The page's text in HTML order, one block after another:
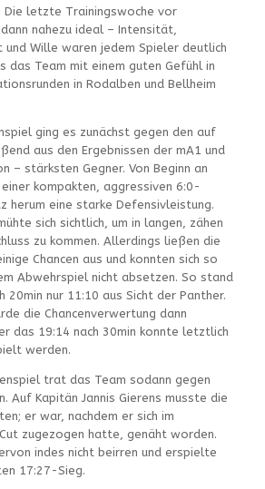
Die letzte Trainingswoche vor
nahezu ideal – Intensität,
Wille waren jedem Spieler deutlich
das Team mit einem guten Gefühl in
in Rodalben und Bellheim
ging es zunächst gegen den auf
aus den Ergebnissen der mA1 und
– stärksten Gegner. Von Beginn an
kompakten, aggressiven 6:0-
herum eine starke Defensivleistung.
sich sichtlich, um in langen, zähen
zu kommen. Allerdings ließen die
Chancen aus und konnten sich so
Abwehrspiel nicht absetzen. So stand
20min nur 11:10 aus Sicht der Panther.
die Chancenverwertung dann
das 19:14 nach 30min konnte letztlich
werden.
trat das Team sodann gegen
Auf Kapitän Jannis Gierens musste die
er war, nachdem er sich im
zugezogen hatte, genäht worden.
indes nicht beirren und erspielte
17:27-Sieg.